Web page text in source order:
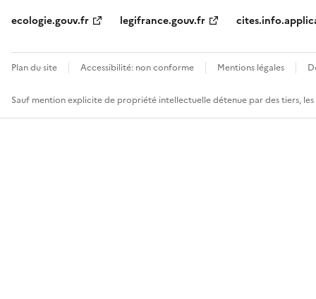
ecologie.gouv.fr
legifrance.gouv.fr
Plan du site Accessibilité: non conforme Mentions légales
Sauf mention explicite de propriété intellectuelle détenue par des tiers,